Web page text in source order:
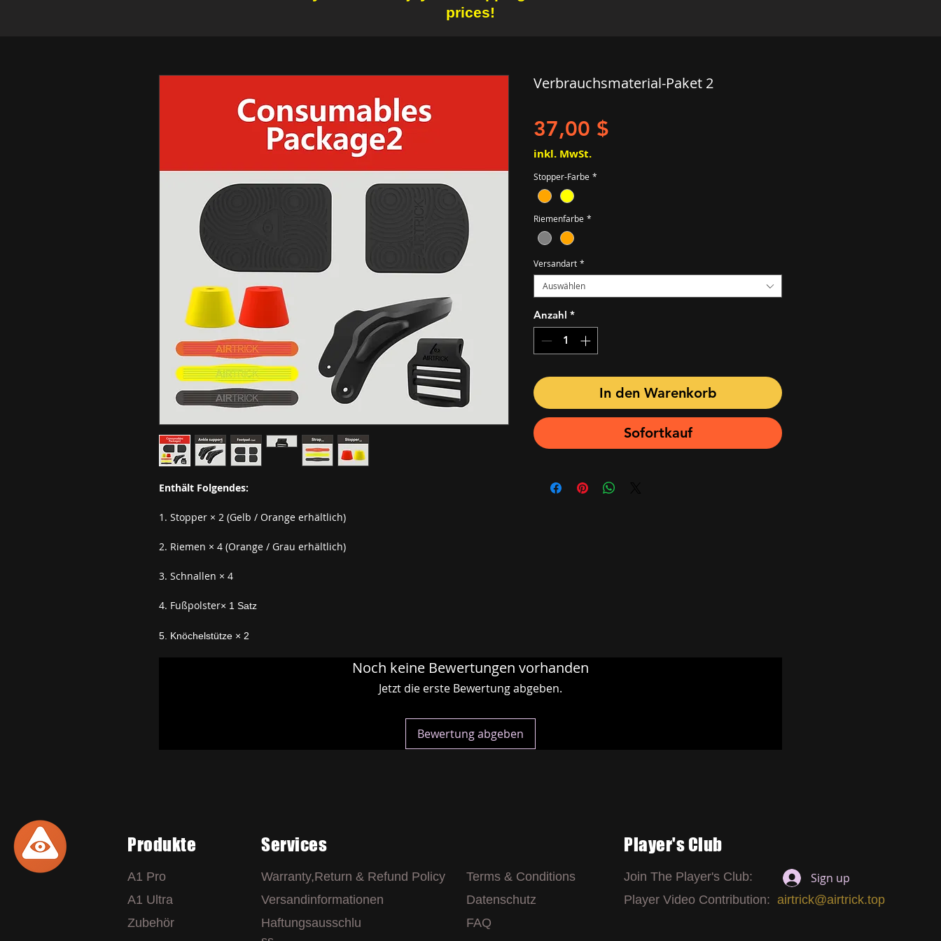
prices!
Enthält Folgendes:
1. Stopper × 2 (Gelb / Orange erhältlich)
2. Riemen × 4 (Orange / Grau erhältlich)
3. Schnallen × 4
4. Fußpolster× 1 Satz
5. Knöchelstütze × 2
Verbrauchsmaterial-Paket 2
37,00 $
inkl. MwSt.
Stopper-Farbe *
Riemenfarbe *
Versandart *
Auswählen
Anzahl *
In den Warenkorb
Sofortkauf
Noch keine Bewertungen vorhanden
Jetzt die erste Bewertung abgeben.
Bewertung abgeben
Produkte
A1 Pro
A1 Ultra
Zubehör
Services
Warranty,Return & Refund Policy
Versandinformationen
Haftungsausschlu
Terms & Conditions
Datenschutz
FAQ
Player's Club
Join The Player's Club: Sign up
Player Video Contribution: airtrick@airtrick.top